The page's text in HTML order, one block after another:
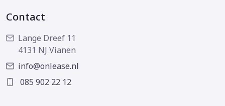
Contact
Lange Dreef 11
4131 NJ Vianen
info@onlease.nl
085 902 22 12